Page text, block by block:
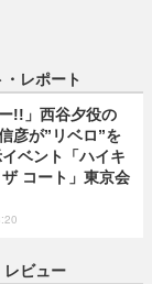
・レポート
!!」西谷夕役の
彦が”リベロ”を
ベント「ハイキ
コート」東京会
レビュー